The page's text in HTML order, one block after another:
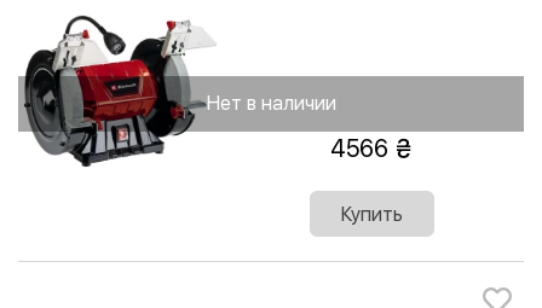
Нет в наличии
4566
Купить